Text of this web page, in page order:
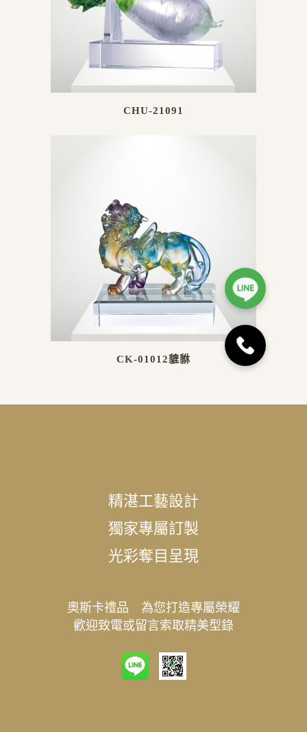
CHU-21091
CK-01012貔貅
精湛工藝設計
獨家專屬訂製
光彩奪目呈現
奧斯卡禮品 為您打造專屬榮耀
歡迎致電或留言索取精美型錄